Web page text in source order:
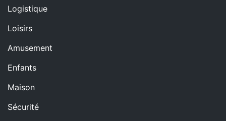
Logistique
Loisirs
Amusement
Enfants
Maison
Sécurité